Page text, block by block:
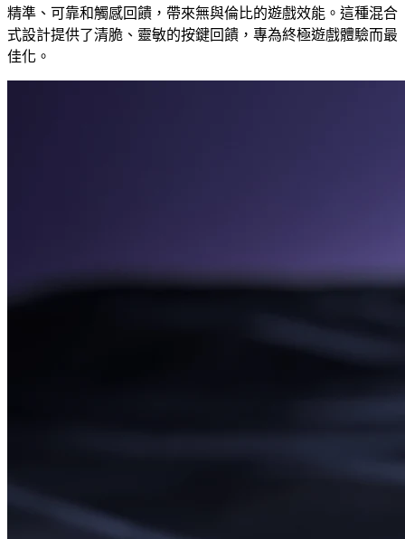
精準、可靠和觸感回饋，帶來無與倫比的遊戲效能。這種混合
式設計提供了清脆、靈敏的按鍵回饋，專為終極遊戲體驗而最
佳化。